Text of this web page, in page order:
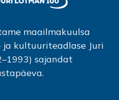
maailmakuulsa
ja kultuuriteadlase Juri
sajandat